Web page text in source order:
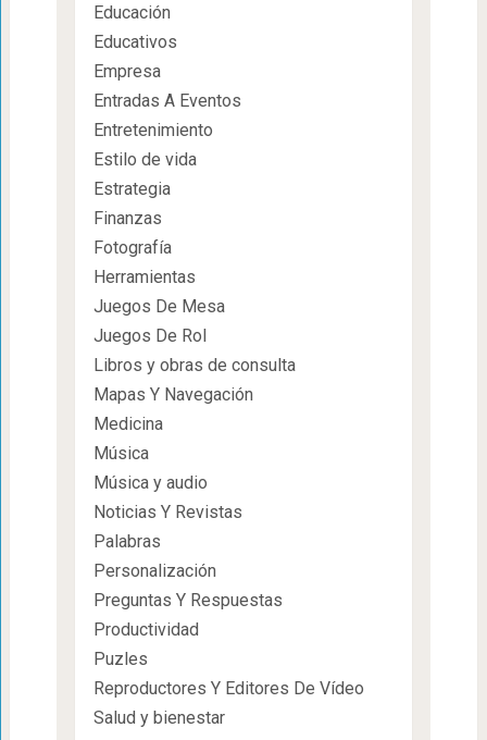
Educación
Educativos
Empresa
Entradas A Eventos
Entretenimiento
Estilo de vida
Estrategia
Finanzas
Fotografía
Herramientas
Juegos De Mesa
Juegos De Rol
Libros y obras de consulta
Mapas Y Navegación
Medicina
Música
Música y audio
Noticias Y Revistas
Palabras
Personalización
Preguntas Y Respuestas
Productividad
Puzles
Reproductores Y Editores De Vídeo
Salud y bienestar